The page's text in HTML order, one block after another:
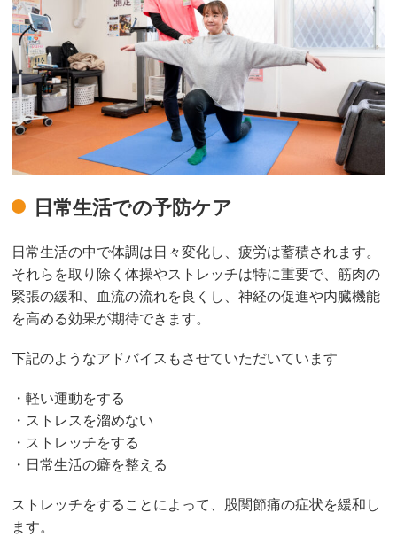
日常生活での予防ケア
日常生活の中で体調は日々変化し、疲労は蓄積されます。
それらを取り除く体操やストレッチは特に重要で、筋肉の
緊張の緩和、血流の流れを良くし、神経の促進や内臓機能
を高める効果が期待できます。
下記のようなアドバイスもさせていただいています
・軽い運動をする
・ストレスを溜めない
・ストレッチをする
・日常生活の癖を整える
ストレッチをすることによって、股関節痛の症状を緩和し
ます。